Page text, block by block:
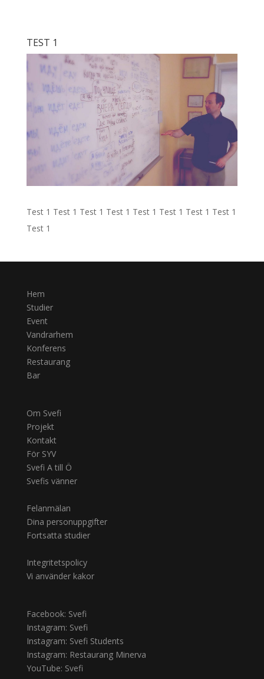
TEST 1
Test 1 Test 1 Test 1 Test 1 Test 1 Test 1 Test 1 Test 1
Test 1
Hem
Studier
Event
Vandrarhem
Konferens
Restaurang
Bar
Om Svefi
Projekt
Kontakt
För SYV
Svefi A till Ö
Svefis vänner
Felanmälan
Dina personuppgifter
Fortsatta studier
Integritetspolicy
Vi använder kakor
Facebook: Svefi
Instagram: Svefi
Instagram: Svefi Students
Instagram: Restaurang Minerva
YouTube: Svefi